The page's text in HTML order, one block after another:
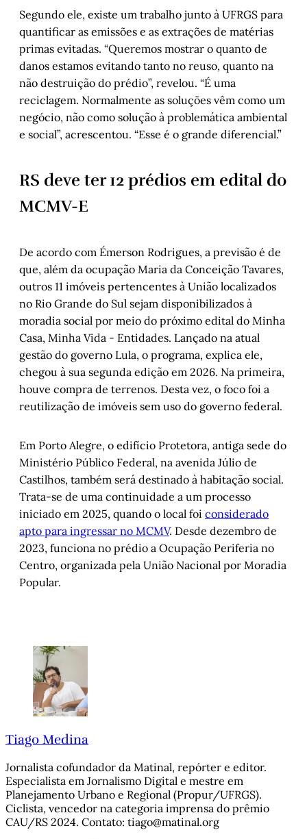
Segundo ele, existe um trabalho junto à UFRGS para
quantificar as emissões e as extrações de matérias
primas evitadas. “Queremos mostrar o quanto de
danos estamos evitando tanto no reuso, quanto na
não destruição do prédio”, revelou. “É uma
reciclagem. Normalmente as soluções vêm como um
negócio, não como solução à problemática ambiental
e social”, acrescentou. “Esse é o grande diferencial.”
RS deve ter 12 prédios em edital do
MCMV-E
De acordo com Émerson Rodrigues, a previsão é de
que, além da ocupação Maria da Conceição Tavares,
outros 11 imóveis pertencentes à União localizados
no Rio Grande do Sul sejam disponibilizados à
moradia social por meio do próximo edital do Minha
Casa, Minha Vida - Entidades. Lançado na atual
gestão do governo Lula, o programa, explica ele,
chegou à sua segunda edição em 2026. Na primeira,
houve compra de terrenos. Desta vez, o foco foi a
reutilização de imóveis sem uso do governo federal.
Em Porto Alegre, o edifício Protetora, antiga sede do
Ministério Público Federal, na avenida Júlio de
Castilhos, também será destinado à habitação social.
Trata-se de uma continuidade a um processo
iniciado em 2025, quando o local foi considerado
apto para ingressar no MCMV. Desde dezembro de
2023, funciona no prédio a Ocupação Periferia no
Centro, organizada pela União Nacional por Moradia
Popular.
Tiago Medina
Jornalista cofundador da Matinal, repórter e editor.
Especialista em Jornalismo Digital e mestre em
Planejamento Urbano e Regional (Propur/UFRGS).
Ciclista, vencedor na categoria imprensa do prêmio
CAU/RS 2024. Contato: tiago@matinal.org